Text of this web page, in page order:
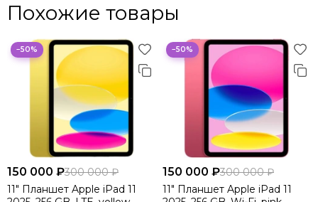
Похожие товары
−50%
150 000 ₽300 000 ₽
11" Планшет Apple iPad 11
−50%
150 000 ₽300 000 ₽
11" Планшет Apple iPad 11